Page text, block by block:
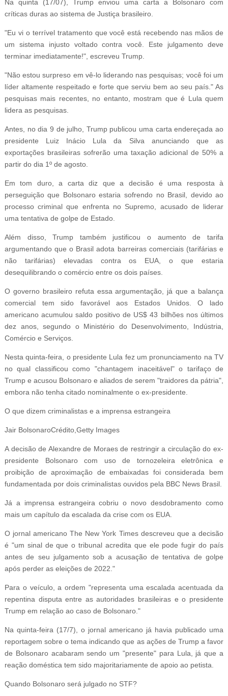
Na quinta (17/07), Trump enviou uma carta a Bolsonaro com
críticas duras ao sistema de Justiça brasileiro.
"Eu vi o terrível tratamento que você está recebendo nas mãos de
um sistema injusto voltado contra você. Este julgamento deve
terminar imediatamente!", escreveu Trump.
"Não estou surpreso em vê-lo liderando nas pesquisas; você foi um
líder altamente respeitado e forte que serviu bem ao seu país." As
pesquisas mais recentes, no entanto, mostram que é Lula quem
lidera as pesquisas.
Antes, no dia 9 de julho, Trump publicou uma carta endereçada ao
presidente Luiz Inácio Lula da Silva anunciando que as
exportações brasileiras sofrerão uma taxação adicional de 50% a
partir do dia 1º de agosto.
Em tom duro, a carta diz que a decisão é uma resposta à
perseguição que Bolsonaro estaria sofrendo no Brasil, devido ao
processo criminal que enfrenta no Supremo, acusado de liderar
uma tentativa de golpe de Estado.
Além disso, Trump também justificou o aumento de tarifa
argumentando que o Brasil adota barreiras comerciais (tarifárias e
não tarifárias) elevadas contra os EUA, o que estaria
desequilibrando o comércio entre os dois países.
O governo brasileiro refuta essa argumentação, já que a balança
comercial tem sido favorável aos Estados Unidos. O lado
americano acumulou saldo positivo de US$ 43 bilhões nos últimos
dez anos, segundo o Ministério do Desenvolvimento, Indústria,
Comércio e Serviços.
Nesta quinta-feira, o presidente Lula fez um pronunciamento na TV
no qual classificou como "chantagem inaceitável" o tarifaço de
Trump e acusou Bolsonaro e aliados de serem "traidores da pátria",
embora não tenha citado nominalmente o ex-presidente.
O que dizem criminalistas e a imprensa estrangeira
Jair BolsonaroCrédito,Getty Images
A decisão de Alexandre de Moraes de restringir a circulação do ex-
presidente Bolsonaro com uso de tornozeleira eletrônica e
proibição de aproximação de embaixadas foi considerada bem
fundamentada por dois criminalistas ouvidos pela BBC News Brasil.
Já a imprensa estrangeira cobriu o novo desdobramento como
mais um capítulo da escalada da crise com os EUA.
O jornal americano The New York Times descreveu que a decisão
é "um sinal de que o tribunal acredita que ele pode fugir do país
antes de seu julgamento sob a acusação de tentativa de golpe
após perder as eleições de 2022."
Para o veículo, a ordem "representa uma escalada acentuada da
repentina disputa entre as autoridades brasileiras e o presidente
Trump em relação ao caso de Bolsonaro."
Na quinta-feira (17/7), o jornal americano já havia publicado uma
reportagem sobre o tema indicando que as ações de Trump a favor
de Bolsonaro acabaram sendo um "presente" para Lula, já que a
reação doméstica tem sido majoritariamente de apoio ao petista.
Quando Bolsonaro será julgado no STF?